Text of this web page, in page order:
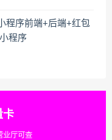
程序前端+后端+红包
程序
卡
业厅可查